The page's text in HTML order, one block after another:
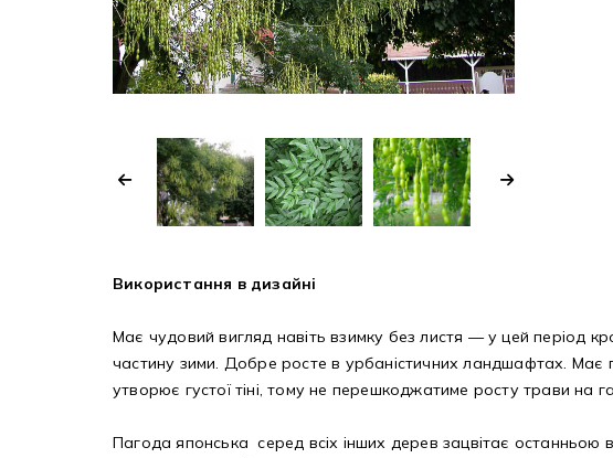
Використання в дизайні
Має чудовий вигляд навіть взимку без листя — у цей період
частину зими. Добре росте в урбаністичних ландшафтах. Має
утворює густої тіні, тому не перешкоджатиме росту трави на
Пагода японська серед всіх інших дерев зацвітає останньою